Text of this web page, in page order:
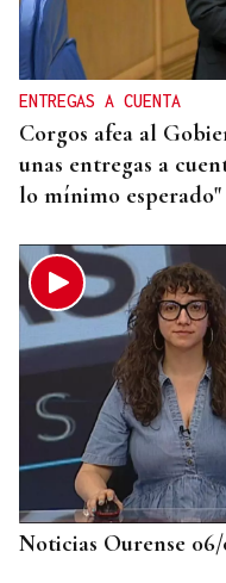
El Instituto de
cuerpos de los 80
ENTREGAS A CUENTA
Corgos afea al
unas entregas a
lo mínimo esperado"
Noticias Ourense